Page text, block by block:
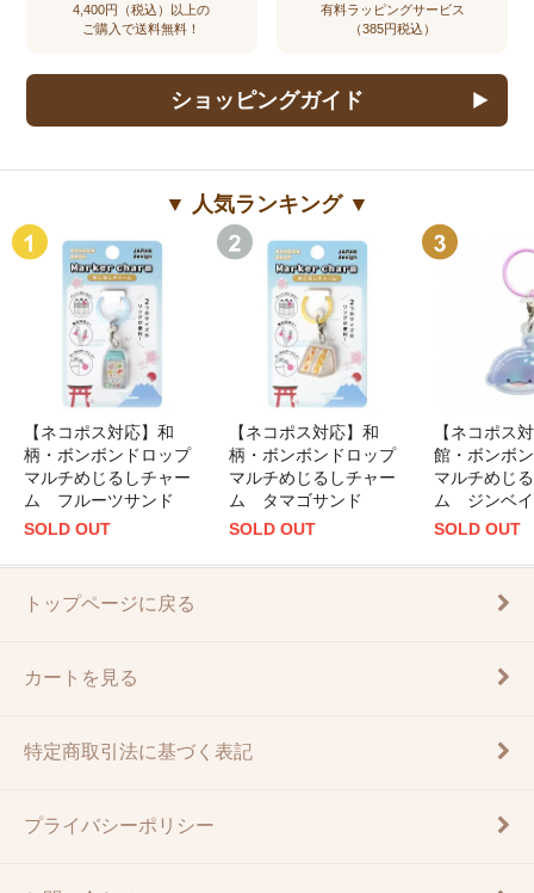
4,400円（税込）以上の
ご購入で送料無料！
有料ラッピングサービス
（385円税込）
ショッピングガイド
▼ 人気ランキング ▼
【ネコポス対応】和
柄・ボンボンドロップ
マルチめじるしチャー
ム フルーツサンド
SOLD OUT
【ネコポス対応】和
柄・ボンボンドロップ
マルチめじるしチャー
ム タマゴサンド
SOLD OUT
【ネコポス
館・ボンボ
マルチめじ
ム ジンベ
SOLD OUT
トップページに戻る
カートを見る
特定商取引法に基づく表記
プライバシーポリシー